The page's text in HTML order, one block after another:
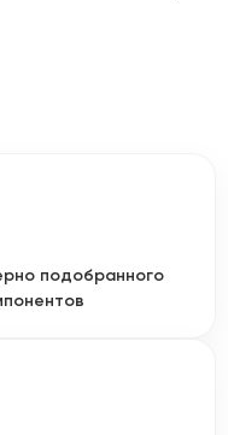
подобранного